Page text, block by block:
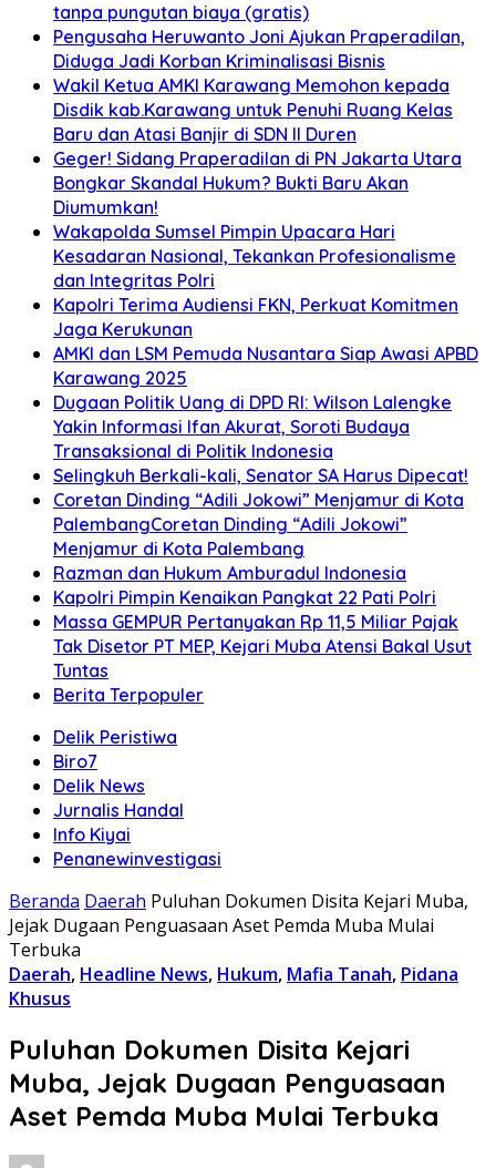
tanpa pungutan biaya (gratis)
Pengusaha Heruwanto Joni Ajukan Praperadilan,
Diduga Jadi Korban Kriminalisasi Bisnis
Wakil Ketua AMKI Karawang Memohon kepada
Disdik kab.Karawang untuk Penuhi Ruang Kelas
Baru dan Atasi Banjir di SDN II Duren
Geger! Sidang Praperadilan di PN Jakarta Utara
Bongkar Skandal Hukum? Bukti Baru Akan
Diumumkan!
Wakapolda Sumsel Pimpin Upacara Hari
Kesadaran Nasional, Tekankan Profesionalisme
dan Integritas Polri
Kapolri Terima Audiensi FKN, Perkuat Komitmen
Jaga Kerukunan
AMKI dan LSM Pemuda Nusantara Siap Awasi APBD
Karawang 2025
Dugaan Politik Uang di DPD RI: Wilson Lalengke
Yakin Informasi Ifan Akurat, Soroti Budaya
Transaksional di Politik Indonesia
Selingkuh Berkali-kali, Senator SA Harus Dipecat!
Coretan Dinding “Adili Jokowi” Menjamur di Kota
PalembangCoretan Dinding “Adili Jokowi”
Menjamur di Kota Palembang
Razman dan Hukum Amburadul Indonesia
Kapolri Pimpin Kenaikan Pangkat 22 Pati Polri
Massa GEMPUR Pertanyakan Rp 11,5 Miliar Pajak
Tak Disetor PT MEP, Kejari Muba Atensi Bakal Usut
Tuntas
Berita Terpopuler
Delik Peristiwa
Biro7
Delik News
Jurnalis Handal
Info Kiyai
Penanewinvestigasi
Beranda Daerah Puluhan Dokumen Disita Kejari Muba,
Jejak Dugaan Penguasaan Aset Pemda Muba Mulai
Terbuka
Daerah, Headline News, Hukum, Mafia Tanah, Pidana
Khusus
Puluhan Dokumen Disita Kejari
Muba, Jejak Dugaan Penguasaan
Aset Pemda Muba Mulai Terbuka